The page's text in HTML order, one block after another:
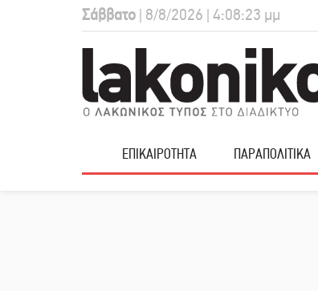
Σάββατο | 8/8/2026 | 4:08:24 μμ
ΕΠΙΚΑΙΡΟΤΗΤΑ ΠΑΡΑΠΟΛΙΤΙΚΑ